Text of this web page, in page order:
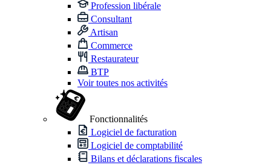
Profession libérale
Consultant
Artisan
Commerce
Restaurateur
BTP
Voir toutes nos activités
Fonctionnalités
Logiciel de facturation
Logiciel de comptabilité
Bilans et déclarations fiscales